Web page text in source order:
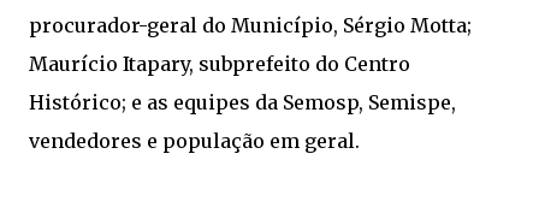
procurador-geral do Município, Sérgio Motta;
Maurício Itapary, subprefeito do Centro
Histórico; e as equipes da Semosp, Semispe,
vendedores e população em geral.